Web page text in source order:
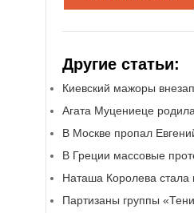
Другие статьи:
Киевский мажоры
Агата Муцениеце родила
В Москве пропал
В Греции массовые
Наташа Королева
Партизаны группы